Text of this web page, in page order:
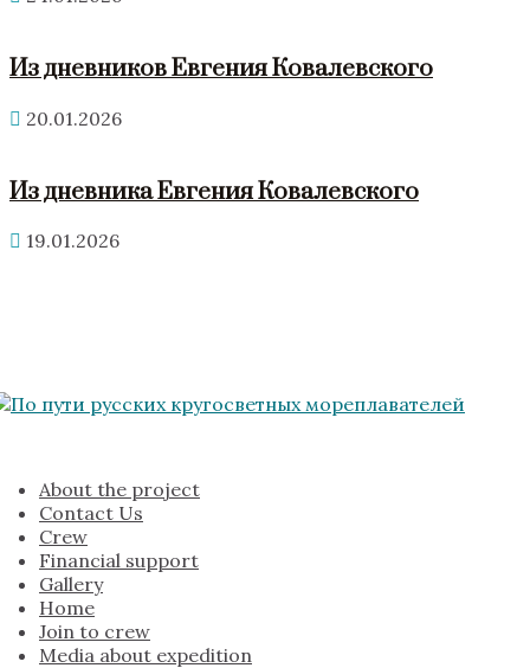
Из дневников Евгения Ковалевского
20.01.2026
Из дневника Евгения Ковалевского
19.01.2026
About the project
Contact Us
Crew
Financial support
Gallery
Home
Join to crew
Media about expedition